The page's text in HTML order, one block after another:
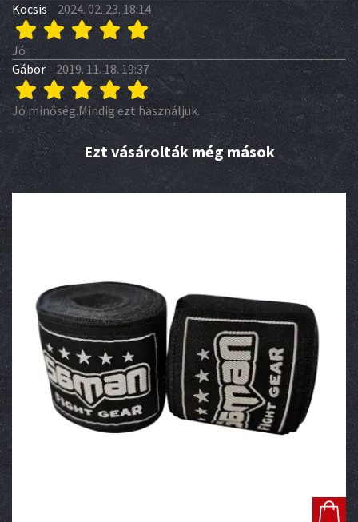
Kocsis 2024. 02. 23. 18:14
Jó
Gábor
2019. 11. 18. 19:37
Jó minőség.Mindig ezt használjuk.
Ezt vásárolták még mások